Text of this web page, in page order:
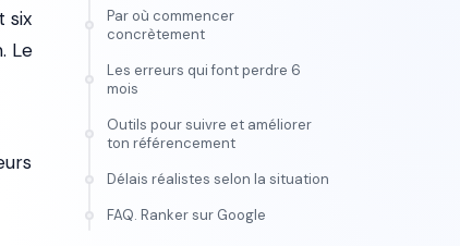
six
Le
Par où commencer
concrètement
Les erreurs qui font perdre 6
mois
Outils pour suivre et améliorer
ton référencement
Délais réalistes selon la situation
FAQ. Ranker sur Google